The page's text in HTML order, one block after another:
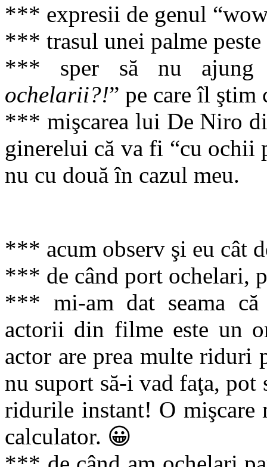
*** expresii de genul
*** trasul unei palme
*** sper să nu ajung
ochelarii?!” pe care îl ştim
*** mişcarea lui De Niro
ginerelui că va fi “cu ochii
nu cu două în cazul meu.
*** acum observ şi eu cât
*** de când port ochelari,
*** mi-am dat seama
actorii din filme este un
actor are prea multe riduri
nu suport să-i vad faţa,
ridurile instant! O mişcare
calculator. 😀